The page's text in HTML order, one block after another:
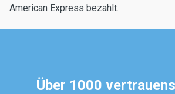
American Express bezahlt.
Über 1000